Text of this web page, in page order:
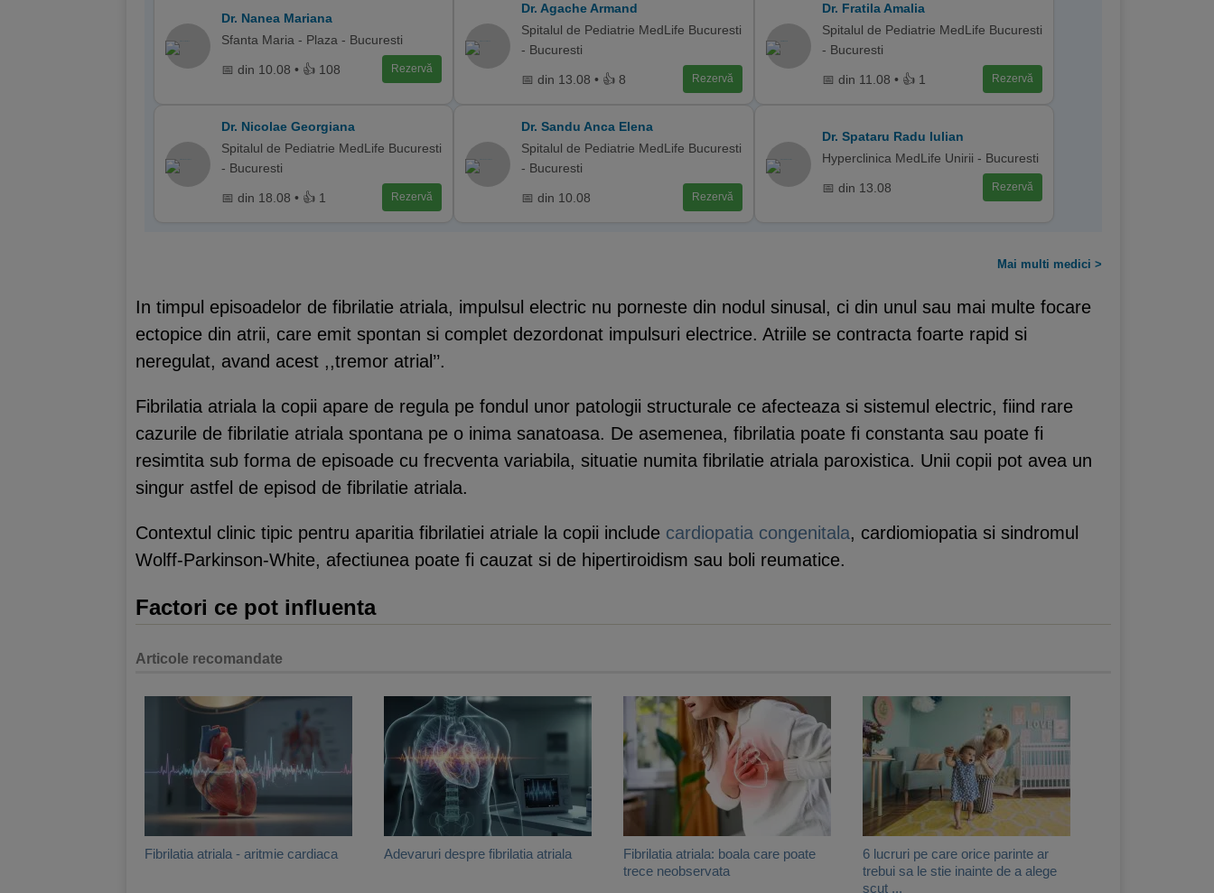
Dr. Nanea Mariana
Sfanta Maria - Plaza - Bucuresti
📅 din 10.08 • 👍 108 Rezervă
Dr. Agache Armand
Spitalul de Pediatrie MedLife Bucuresti
- Bucuresti
📅 din 13.08 • 👍 8 Rezervă
Dr. Fratila Amalia
Spitalul de Pediatrie MedLife Bucuresti
- Bucuresti
📅 din 11.08 • 👍 1 Rezervă
Dr. Nicolae Georgiana
Spitalul de Pediatrie MedLife Bucuresti
- Bucuresti
📅 din 18.08 • 👍 1 Rezervă
Dr. Sandu Anca Elena
Spitalul de Pediatrie MedLife Bucuresti
- Bucuresti
📅 din 10.08 Rezervă
Dr. Spataru Radu Iulian
Hyperclinica MedLife Unirii - Bucuresti
📅 din 13.08 Rezervă
Mai multi medici >
In timpul episoadelor de fibrilatie atriala, impulsul electric nu porneste din nodul sinusal, ci din unul sau mai multe focare
ectopice din atrii, care emit spontan si complet dezordonat impulsuri electrice. Atriile se contracta foarte rapid si
neregulat, avand acest ,,tremor atrial’’.
Fibrilatia atriala la copii apare de regula pe fondul unor patologii structurale ce afecteaza si sistemul electric, fiind rare
cazurile de fibrilatie atriala spontana pe o inima sanatoasa. De asemenea, fibrilatia poate fi constanta sau poate fi
resimtita sub forma de episoade cu frecventa variabila, situatie numita fibrilatie atriala paroxistica. Unii copii pot avea un
singur astfel de episod de fibrilatie atriala.
Contextul clinic tipic pentru aparitia fibrilatiei atriale la copii include cardiopatia congenitala, cardiomiopatia si sindromul
Wolff-Parkinson-White, afectiunea poate fi cauzat si de hipertiroidism sau boli reumatice.
Factori ce pot influenta
Articole recomandate
Fibrilatia atriala - aritmie cardiaca Adevaruri despre fibrilatia atriala
Fibrilatia atriala: boala care poate
trece neobservata
6 lucruri pe care orice parinte ar
trebui sa le stie inainte de a alege
scut ...